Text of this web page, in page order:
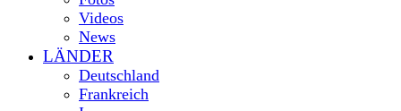
Videos
News
LÄNDER
Deutschland
Frankreich